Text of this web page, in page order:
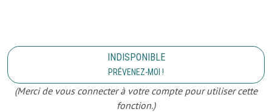
INDISPONIBLE
PRÉVENEZ-MOI !
(Merci de vous connecter à votre compte pour utiliser cette
fonction.)